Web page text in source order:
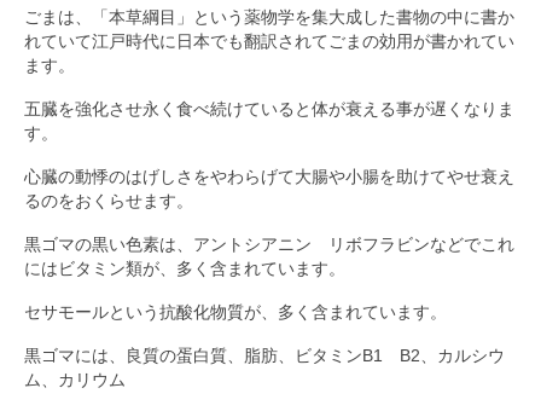
ごまは、「本草綱目」という薬物学を集大成した書物の中に書か
れていて江戸時代に日本でも翻訳されてごまの効用が書かれてい
ます。
五臓を強化させ永く食べ続けていると体が衰える事が遅くなりま
す。
心臓の動悸のはげしさをやわらげて大腸や小腸を助けてやせ衰え
るのをおくらせます。
黒ゴマの黒い色素は、アントシアニン リボフラビンなどでこれ
にはビタミン類が、多く含まれています。
セサモールという抗酸化物質が、多く含まれています。
黒ゴマには、良質の蛋白質、脂肪、ビタミンB1 B2、カルシウ
ム、カリウム